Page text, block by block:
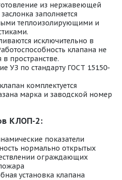
из нержавеющей
заполняется
теплоизолирующими и
исключительно в
клапана не
пространстве.
УЗ по стандарту ГОСТ 15150-
комплектуется
марка и заводской номер
КЛОП-2:
показатели
нормально открытых
ограждающих
установка клапана